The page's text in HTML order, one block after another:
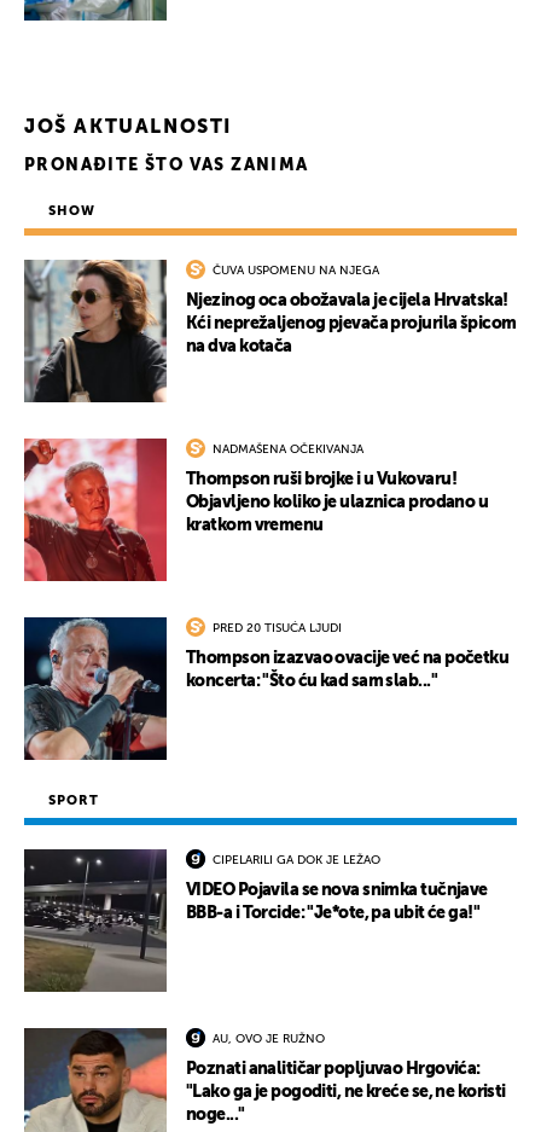
JOŠ AKTUALNOSTI
PRONAĐITE ŠTO VAS ZANIMA
SHOW
ČUVA USPOMENU NA NJEGA
Njezinog oca obožavala je cijela Hrvatska!
Kći neprežaljenog pjevača projurila špicom
na dva kotača
NADMAŠENA OČEKIVANJA
Thompson ruši brojke i u Vukovaru!
Objavljeno koliko je ulaznica prodano u
kratkom vremenu
PRED 20 TISUĆA LJUDI
Thompson izazvao ovacije već na početku
koncerta: "Što ću kad sam slab..."
SPORT
CIPELARILI GA DOK JE LEŽAO
VIDEO Pojavila se nova snimka tučnjave
BBB-a i Torcide: "Je*ote, pa ubit će ga!"
AU, OVO JE RUŽNO
Poznati analitičar popljuvao Hrgovića:
"Lako ga je pogoditi, ne kreće se, ne koristi
noge..."